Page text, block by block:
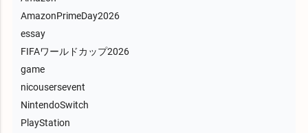
AmazonPrimeDay2026
essay
FIFAワールドカップ2026
game
nicousersevent
NintendoSwitch
PlayStation